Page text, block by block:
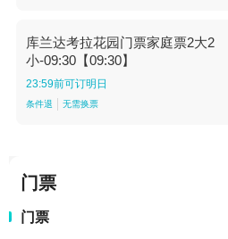
库兰达考拉花园门票家庭票2大2
小-09:30【09:30】
23:59前可订明日
条件退 无需换票
门票
门票